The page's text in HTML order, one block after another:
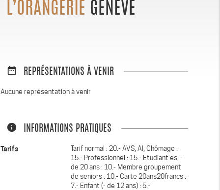
L’ORANGERIE GENÈVE
date_range REPRÉSENTATIONS À VENIR
Aucune représentation à venir
info INFORMATIONS PRATIQUES
Tarifs
Tarif normal : 20.- AVS, AI, Chômage :
15.- Professionnel : 15.- Etudiant·es, -
de 20 ans : 10.- Membre groupement
de seniors : 10.- Carte 20ans20francs :
7.- Enfant (- de 12 ans) : 5.-